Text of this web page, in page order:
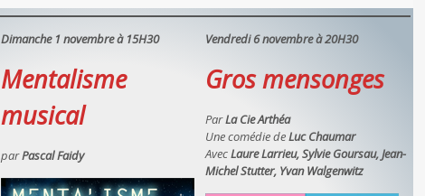
Dimanche 1 novembre à 15H30
Mentalisme
musical
parPascal Faidy
Vendredi 6 novembre à 20H30
Gros mensonges
ParLa Cie Arthéa
Une comédie deLuc Chaumar
AvecLaure Larrieu, Sylvie Goursau, Jean-
Michel Stutter, Yvan Walgenwitz